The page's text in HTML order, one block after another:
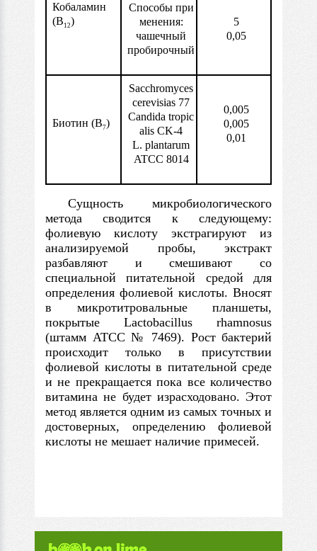
Кобаламин
(В 12)
Способы при
менения:
чашечный
пробирочный
5
0,05
Биотин (В7)
Sacchromyces
cerevisias 77
Candida tropic
alis CK-4
L. plantarum
ATCC 8014
0,005
0,005
0,01
Сущность микробиологического
метода сводится к следующему:
фолиевую кислоту экстрагируют из
анализируемой пробы, экстракт
разбавляют и смешивают со
специальной питательной средой для
определения фолиевой кислоты. Вносят
в микротитровальные планшеты,
покрытые Lactobacillus rhamnosus
(штамм АТСС № 7469). Рост бактерий
происходит только в присутствии
фолиевой кислоты в питательной среде
и не прекращается пока все количество
витамина не будет израсходовано. Этот
метод является одним из самых точных и
достоверных, определению фолиевой
кислоты не мешает наличие примесей.